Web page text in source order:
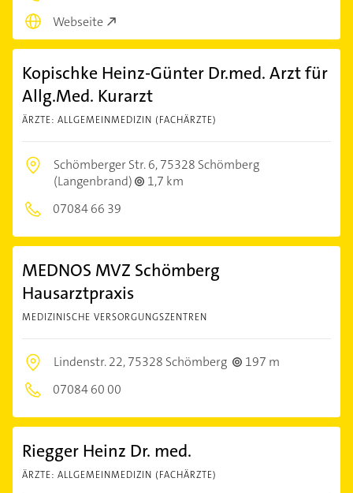
Webseite
Kopischke Heinz-Günter Dr.med. Arzt für
Allg.Med. Kurarzt
ÄRZTE: ALLGEMEINMEDIZIN (FACHÄRZTE)
Schömberger Str. 6,75328 Schömberg
(Langenbrand)
1,7 km
07084 66 39
MEDNOS MVZ Schömberg
Hausarztpraxis
MEDIZINISCHE VERSORGUNGSZENTREN
Lindenstr. 22,75328 Schömberg
197 m
07084 60 00
Riegger Heinz Dr. med.
ÄRZTE: ALLGEMEINMEDIZIN (FACHÄRZTE)